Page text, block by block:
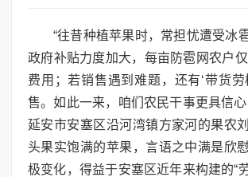
“往昔种植苹果时，常担忧遭受冰
政府补贴力度加大，每亩防雹网农户
费用；若销售遇到难题，还有‘带货劳
售。如此一来，咱们农民干事更具信
延安市安塞区沿河湾镇方家河的果农
头果实饱满的苹果，言语之中满是欣
极变化，得益于安塞区近年来构建的“